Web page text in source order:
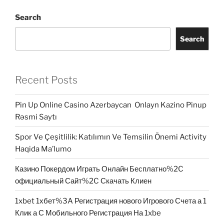
Search
Search
Recent Posts
Pin Up Online Casino Azerbaycan ️ Onlayn Kazino Pinup
Rəsmi Saytı
Spor Ve Çeşitlilik: Katılımın Ve Temsilin Önemi Activity
Haqida Ma’lumo
Казино Покердом Играть Онлайн Бесплатно%2C
официальный Сайт%2C Скачать Клиен
1xbet 1хбет%3A Регистрация нового Игрового Счета а 1
Клик а С Мобильного Регистрация На 1xbe